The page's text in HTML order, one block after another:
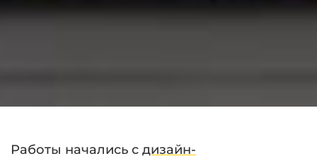
Работы начались с дизайн-